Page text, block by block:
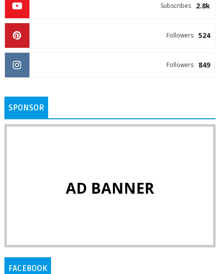
2.8k
Subscribes
524
Followers
849
Followers
SPONSOR
AD BANNER
FACEBOOK